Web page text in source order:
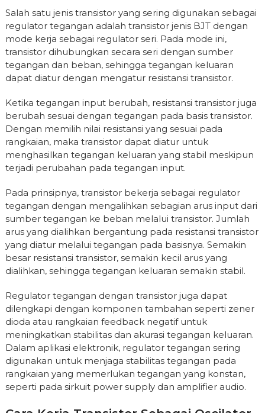
Salah satu jenis transistor yang sering digunakan sebagai
regulator tegangan adalah transistor jenis BJT dengan
mode kerja sebagai regulator seri. Pada mode ini,
transistor dihubungkan secara seri dengan sumber
tegangan dan beban, sehingga tegangan keluaran
dapat diatur dengan mengatur resistansi transistor.
Ketika tegangan input berubah, resistansi transistor juga
berubah sesuai dengan tegangan pada basis transistor.
Dengan memilih nilai resistansi yang sesuai pada
rangkaian, maka transistor dapat diatur untuk
menghasilkan tegangan keluaran yang stabil meskipun
terjadi perubahan pada tegangan input.
Pada prinsipnya, transistor bekerja sebagai regulator
tegangan dengan mengalihkan sebagian arus input dari
sumber tegangan ke beban melalui transistor. Jumlah
arus yang dialihkan bergantung pada resistansi transistor
yang diatur melalui tegangan pada basisnya. Semakin
besar resistansi transistor, semakin kecil arus yang
dialihkan, sehingga tegangan keluaran semakin stabil.
Regulator tegangan dengan transistor juga dapat
dilengkapi dengan komponen tambahan seperti zener
dioda atau rangkaian feedback negatif untuk
meningkatkan stabilitas dan akurasi tegangan keluaran.
Dalam aplikasi elektronik, regulator tegangan sering
digunakan untuk menjaga stabilitas tegangan pada
rangkaian yang memerlukan tegangan yang konstan,
seperti pada sirkuit power supply dan amplifier audio.